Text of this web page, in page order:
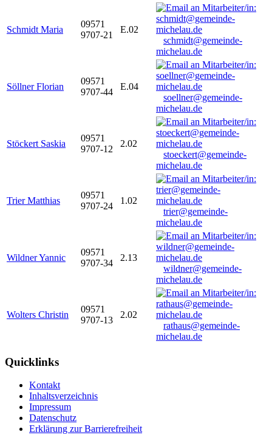
Schmidt Maria
09571
9707-21
E.02
schmidt@gemeinde-
michelau.de
Söllner Florian
09571
9707-44
E.04
soellner@gemeinde-
michelau.de
Stöckert Saskia
09571
9707-12
2.02
stoeckert@gemeinde-
michelau.de
Trier Matthias
09571
9707-24
1.02
trier@gemeinde-
michelau.de
Wildner Yannic
09571
9707-34
2.13
wildner@gemeinde-
michelau.de
Wolters Christin
09571
9707-13
2.02
rathaus@gemeinde-
michelau.de
Quicklinks
Kontakt
Inhaltsverzeichnis
Impressum
Datenschutz
Erklärung zur Barrierefreiheit